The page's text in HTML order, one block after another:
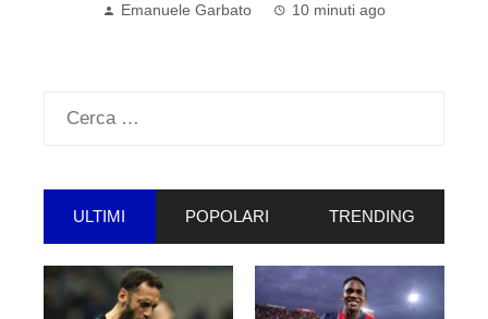
Pasquale Ucciero 13 ore ago
Ricerca
ULTIMI POPOLARI TRENDING